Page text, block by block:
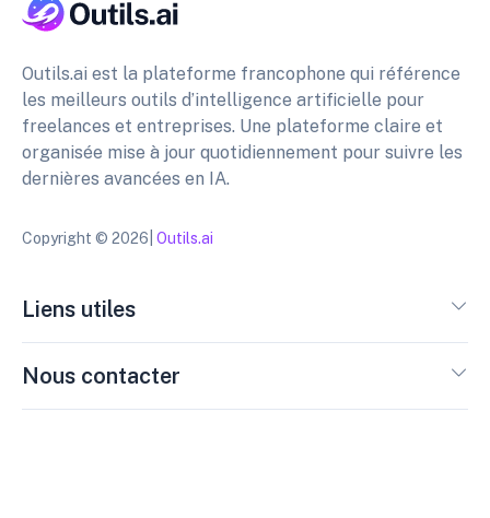
Outils.ai est la plateforme francophone qui référence
les meilleurs outils d’intelligence artificielle pour
freelances et entreprises. Une plateforme claire et
organisée mise à jour quotidiennement pour suivre les
dernières avancées en IA.
Copyright © 2026| Outils.ai
Liens utiles
Nous contacter